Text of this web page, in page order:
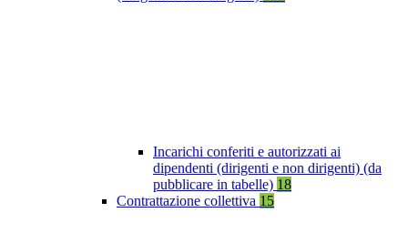
Incarichi conferiti e autorizzati ai
dipendenti (dirigenti e non dirigenti) (da
pubblicare in tabelle) 18
Contrattazione collettiva 15